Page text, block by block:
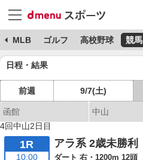
MLB ゴルフ 高校野球 競馬
日程・結果
前週 9/7(土)
函館 中山
4回中山2日目
1R
10:00
アラ系 2歳未勝利
ダート 右・1200m 12頭